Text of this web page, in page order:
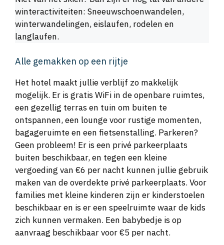
winteractiviteiten: Sneeuwschoenwandelen,
winterwandelingen, eislaufen, rodelen en
langlaufen.
Alle gemakken op een rijtje
Het hotel maakt jullie verblijf zo makkelijk
mogelijk. Er is gratis WiFi in de openbare ruimtes,
een gezellig terras en tuin om buiten te
ontspannen, een lounge voor rustige momenten,
bagageruimte en een fietsenstalling. Parkeren?
Geen probleem! Er is een privé parkeerplaats
buiten beschikbaar, en tegen een kleine
vergoeding van €6 per nacht kunnen jullie gebruik
maken van de overdekte privé parkeerplaats. Voor
families met kleine kinderen zijn er kinderstoelen
beschikbaar en is er een speelruimte waar de kids
zich kunnen vermaken. Een babybedje is op
aanvraag beschikbaar voor €5 per nacht.